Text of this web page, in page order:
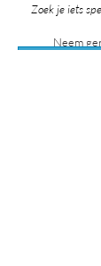
Zoek je iets
Neem
Contact